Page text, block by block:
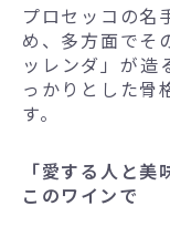
プロセッコの名
め、多方面でそ
ッレンダ」が造
っかりとした骨
す。
「愛する人と
このワインで